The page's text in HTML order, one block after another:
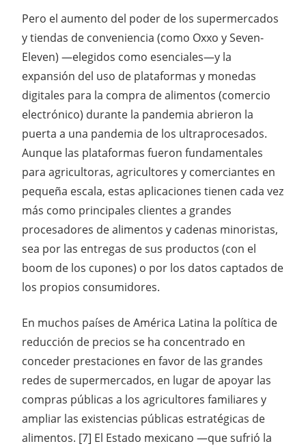
Pero el aumento del poder de los supermercados
y tiendas de conveniencia (como Oxxo y Seven-
Eleven) —elegidos como esenciales—y la
expansión del uso de plataformas y monedas
digitales para la compra de alimentos (comercio
electrónico) durante la pandemia abrieron la
puerta a una pandemia de los ultraprocesados.
Aunque las plataformas fueron fundamentales
para agricultoras, agricultores y comerciantes en
pequeña escala, estas aplicaciones tienen cada vez
más como principales clientes a grandes
procesadores de alimentos y cadenas minoristas,
sea por las entregas de sus productos (con el
boom de los cupones) o por los datos captados de
los propios consumidores.
En muchos países de América Latina la política de
reducción de precios se ha concentrado en
conceder prestaciones en favor de las grandes
redes de supermercados, en lugar de apoyar las
compras públicas a los agricultores familiares y
ampliar las existencias públicas estratégicas de
alimentos. [7] El Estado mexicano —que sufrió la